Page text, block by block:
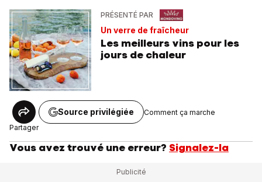
PRÉSENTÉ PAR
Un verre de fraîcheur
Les meilleurs vins pour les
jours de chaleur
Partager
Source privilégiée Comment ça marche
Vous avez trouvé une erreur? Signalez-la